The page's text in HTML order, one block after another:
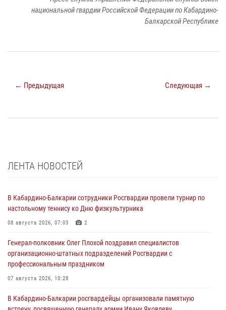
национальной гвардии Российской Федерации по Кабардино-
Балкарской Республике
← Предыдущая Следующая →
ЛЕНТА НОВОСТЕЙ
В Кабардино-Балкарии сотрудники Росгвардии провели турнир по
настольному теннису ко Дню физкультурника
08 августа 2026, 07:03 2
Генерал-полковник Олег Плохой поздравил специалистов
организационно-штатных подразделений Росгвардии с
профессиональным праздником
07 августа 2026, 10:28
В Кабардино-Балкарии росгвардейцы организовали памятную